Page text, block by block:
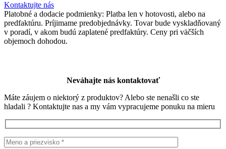
Kontaktujte nás
Platobné a dodacie podmienky: Platba len v hotovosti, alebo na
predfaktúru. Príjimame predobjednávky. Tovar bude vyskladňovaný
v poradí, v akom budú zaplatené predfaktúry. Ceny pri väčších
objemoch dohodou.
Neváhajte nás kontaktovať
Máte záujem o niektorý z produktov? Alebo ste nenašli co ste
hladali ? Kontaktujte nas a my vám vypracujeme ponuku na mieru